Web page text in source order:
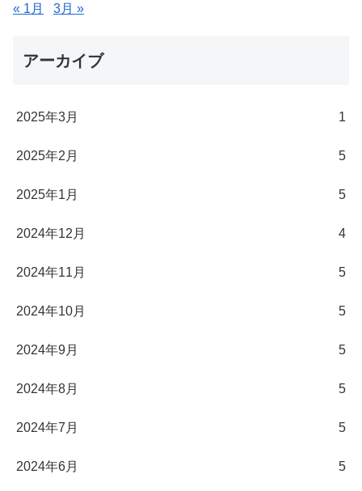
« 1月 3月 »
アーカイブ
2025年3月 1
2025年2月 5
2025年1月 5
2024年12月 4
2024年11月 5
2024年10月 5
2024年9月 5
2024年8月 5
2024年7月 5
2024年6月 5